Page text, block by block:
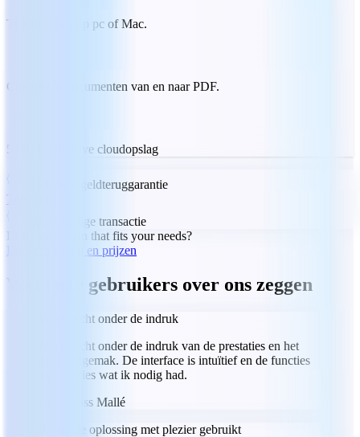
Te gebruiken op pc of Mac.
Converteer documenten van en naar PDF.
5 GB MobiDrive cloudopslag
30-daagse geldteruggarantie
Trustpilot
100% veilige transactie
Don't see a plan that fits your needs?
Bekijk plannen en prijzen
Wat onze gebruikers over ons zeggen
Ik ben echt onder de indruk
Ik ben echt onder de indruk van de prestaties en het
gebruiksgemak. De interface is intuïtief en de functies
zijn precies wat ik nodig had.
Labass Mallé
Ik heb de oplossing met plezier gebruikt